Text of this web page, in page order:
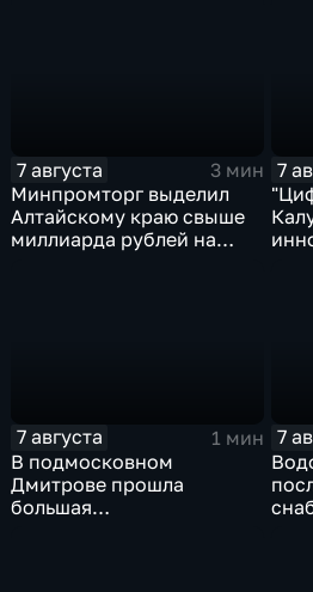
7 августа
3 мин
Минпромторг выделил
Алтайскому краю свыше
миллиарда рублей на
7
7 августа
1 мин
В подмосковном
Дмитрове прошла
большая
7